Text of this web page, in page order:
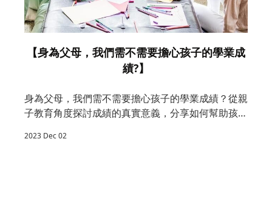
【身為父母，我們需不需要擔心孩子的學業成
績?】
身為父母，我們需不需要擔心孩子的學業成績？從親
子教育角度探討成績的真實意義，分享如何幫助孩子
2023 Dec 02